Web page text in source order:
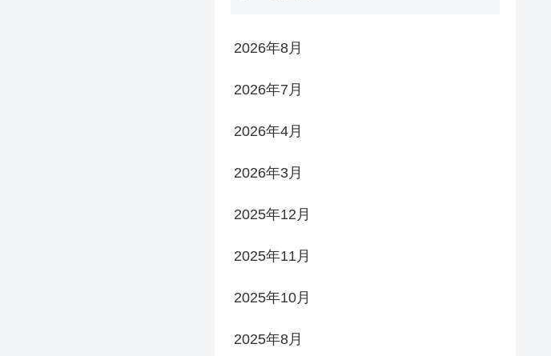
2026年8月
2026年7月
2026年4月
2026年3月
2025年12月
2025年11月
2025年10月
2025年8月